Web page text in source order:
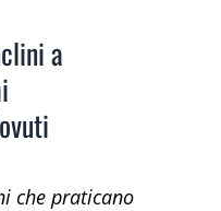
a
che praticano